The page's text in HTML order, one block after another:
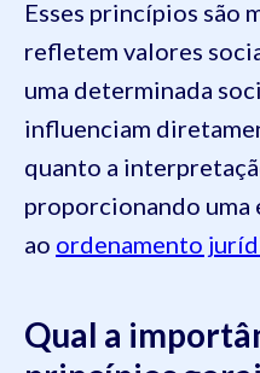
Esses princípios são
refletem valores
uma determinada
influenciam
quanto a
proporcionando
ao ordenamento
Qual a